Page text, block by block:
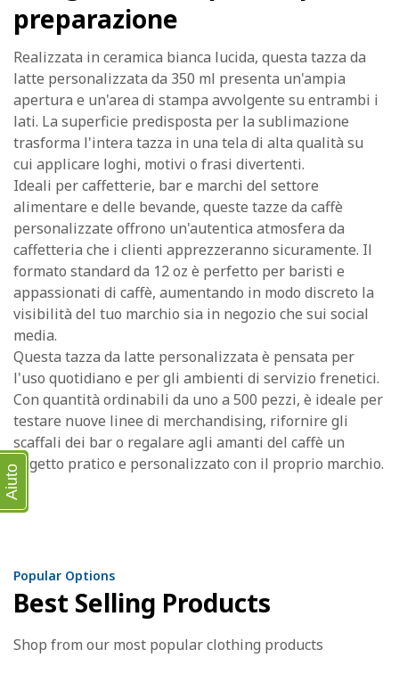
preparazione
Realizzata in ceramica bianca lucida, questa tazza da
latte personalizzata da 350 ml presenta un'ampia
apertura e un'area di stampa avvolgente su entrambi i
lati. La superficie predisposta per la sublimazione
trasforma l'intera tazza in una tela di alta qualità su
cui applicare loghi, motivi o frasi divertenti.
Ideali per caffetterie, bar e marchi del settore
alimentare e delle bevande, queste tazze da caffè
personalizzate offrono un'autentica atmosfera da
caffetteria che i clienti apprezzeranno sicuramente. Il
formato standard da 12 oz è perfetto per baristi e
appassionati di caffè, aumentando in modo discreto la
visibilità del tuo marchio sia in negozio che sui social
media.
Questa tazza da latte personalizzata è pensata per
l'uso quotidiano e per gli ambienti di servizio frenetici.
Con quantità ordinabili da uno a 500 pezzi, è ideale per
testare nuove linee di merchandising, rifornire gli
scaffali dei bar o regalare agli amanti del caffè un
oggetto pratico e personalizzato con il proprio marchio.
Popular Options
Best Selling Products
Shop from our most popular clothing products
Aiuto